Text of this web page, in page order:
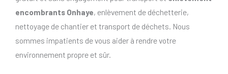
encombrants Onhaye, enlèvement de déchetterie,
nettoyage de chantier et transport de déchets. Nous
sommes impatients de vous aider à rendre votre
environnement propre et sûr.